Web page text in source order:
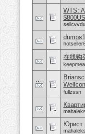
WTS:
在线购
fullzssn
Юрист